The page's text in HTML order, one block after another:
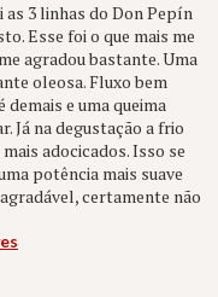
3 linhas do Don Pepín
Esse foi o que mais me
agradou bastante. Uma
oleosa. Fluxo bem
e uma queima
Já na degustação a frio
adocicados. Isso se
potência mais suave
certamente não